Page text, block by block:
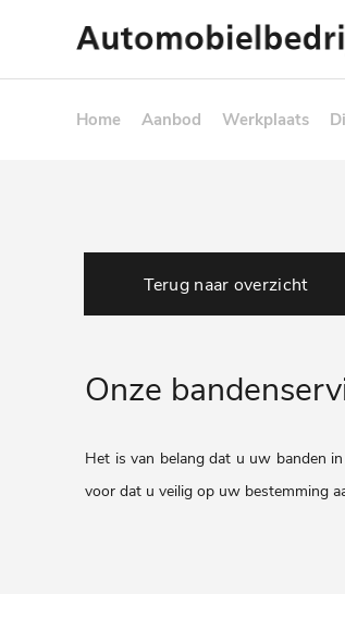
Home Aanbod Werkplaats
Terug naar overzicht
Onze
Het is van belang dat u uw banden
voor dat u veilig op uw bestemming